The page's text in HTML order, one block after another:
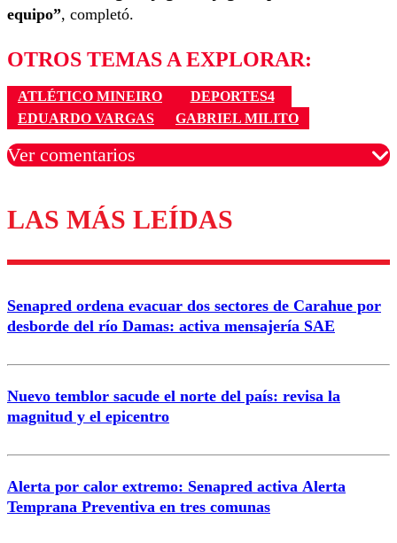
equipo”, completó.
OTROS TEMAS A EXPLORAR:
ATLÉTICO MINEIRO
DEPORTES4
EDUARDO VARGAS
GABRIEL MILITO
Ver comentarios
Los comentarios son moderados para garantizar un
diálogo respetuoso.
Nombre
Correo
LAS MÁS LEÍDAS
Senapred ordena evacuar dos sectores de Carahue por
desborde del río Damas: activa mensajería SAE
Nuevo temblor sacude el norte del país: revisa la
magnitud y el epicentro
Alerta por calor extremo: Senapred activa Alerta
Temprana Preventiva en tres comunas